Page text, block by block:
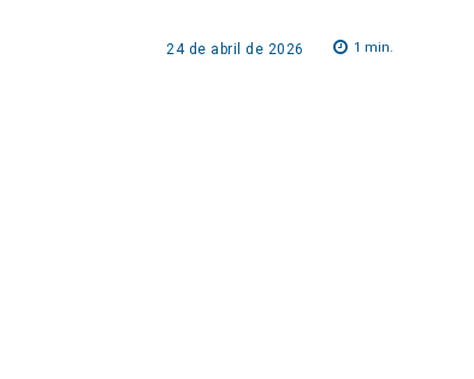
24 de abril de 2026 1 min.